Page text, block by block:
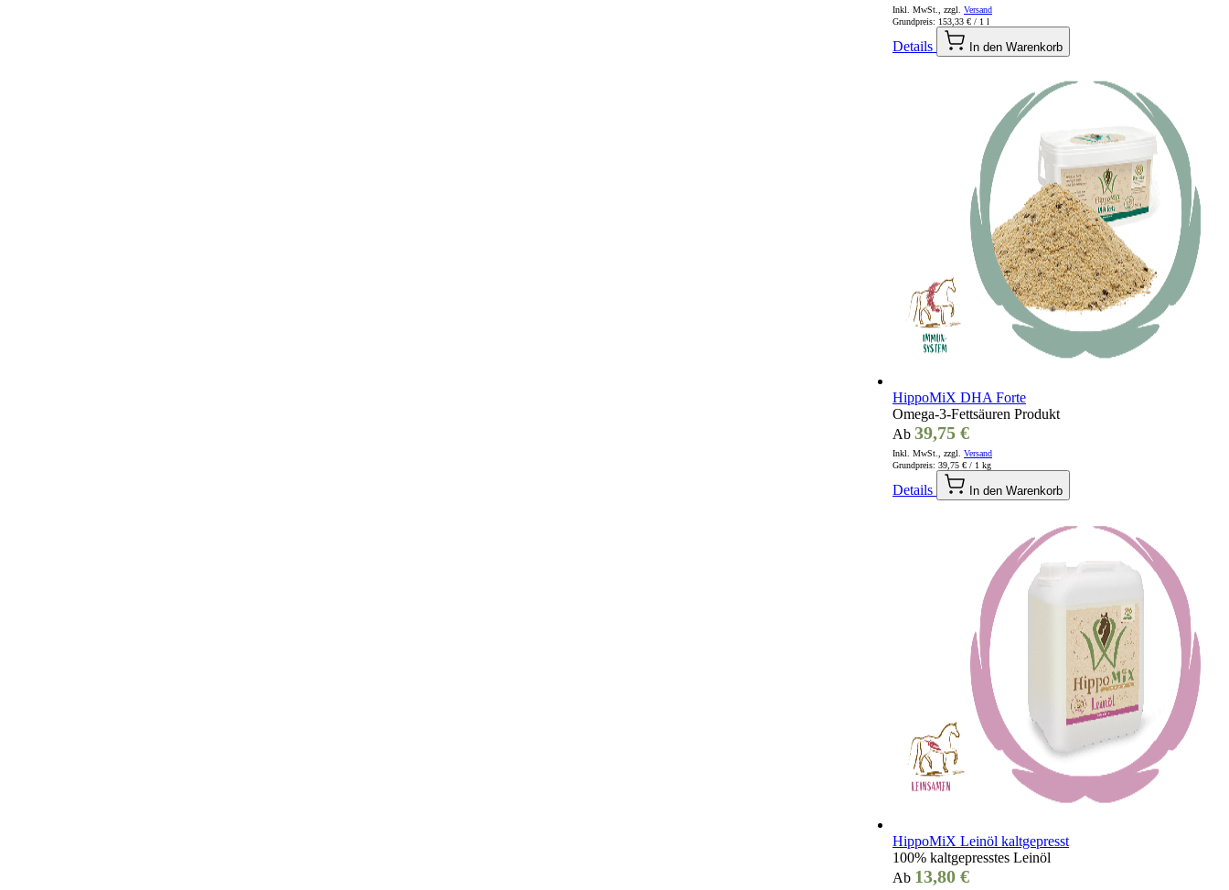
Inkl. MwSt., zzgl. Versand
Grundpreis: 153,33 € / 1 l
Details In den Warenkorb
HippoMiX DHA Forte
Omega-3-Fettsäuren Produkt
Ab 39,75 €
Inkl. MwSt., zzgl. Versand
Grundpreis: 39,75 € / 1 kg
Details In den Warenkorb
HippoMiX Leinöl kaltgepresst
100% kaltgepresstes Leinöl
Ab 13,80 €